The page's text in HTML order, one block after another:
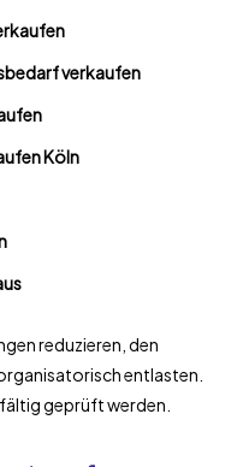
verkaufen
Köln
reduzieren, den
entlasten.
geprüft werden.